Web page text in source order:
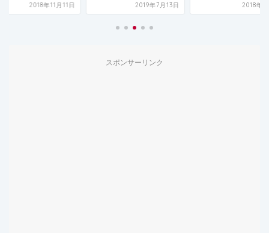
2018年11月11日 2019年7月13日 2018年4
スポンサーリンク